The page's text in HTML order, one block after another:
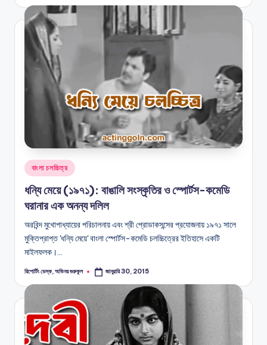
Posted
in
বাংলা চলচ্চিত্র
ধন্যি মেয়ে (১৯৭১): বাঙালি সংস্কৃতির ও স্পোর্টস-কমেডি
ঘরানার এক অনন্য দলিল
অরবিন্দ মুখোপাধ্যায়ের পরিচালনায় এবং শ্রী প্রোডাকসন্সের প্রযোজনায় ১৯৭১ সালে
মুক্তিপ্রাপ্ত 'ধন্যি মেয়ে' বাংলা স্পোর্টস-কমেডি চলচ্চিত্রের ইতিহাসে একটি
মাইলফলক।…
Posted
রিপোর্টিং ডেস্ক, অভিনয় গুরুকুল জানুয়ারি 30, 2015